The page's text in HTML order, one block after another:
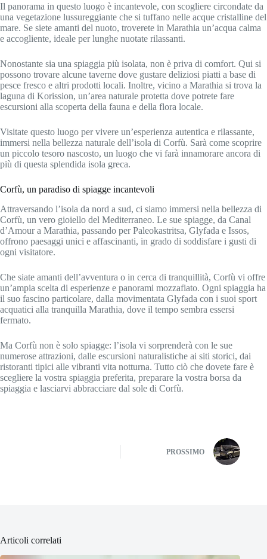
Il panorama in questo luogo è incantevole, con scogliere circondate da
una vegetazione lussureggiante che si tuffano nelle acque cristalline del
mare. Se siete amanti del nuoto, troverete in Marathia un’acqua calma
e accogliente, ideale per lunghe nuotate rilassanti.
Nonostante sia una spiaggia più isolata, non è priva di comfort. Qui si
possono trovare alcune taverne dove gustare deliziosi piatti a base di
pesce fresco e altri prodotti locali. Inoltre, vicino a Marathia si trova la
laguna di Korission, un’area naturale protetta dove potrete fare
escursioni alla scoperta della fauna e della flora locale.
Visitate questo luogo per vivere un’esperienza autentica e rilassante,
immersi nella bellezza naturale dell’isola di Corfù. Sarà come scoprire
un piccolo tesoro nascosto, un luogo che vi farà innamorare ancora di
più di questa splendida isola greca.
Corfù, un paradiso di spiagge incantevoli
Attraversando l’isola da nord a sud, ci siamo immersi nella bellezza di
Corfù, un vero gioiello del Mediterraneo. Le sue spiagge, da Canal
d’Amour a Marathia, passando per Paleokastritsa, Glyfada e Issos,
offrono paesaggi unici e affascinanti, in grado di soddisfare i gusti di
ogni visitatore.
Che siate amanti dell’avventura o in cerca di tranquillità, Corfù vi offre
un’ampia scelta di esperienze e panorami mozzafiato. Ogni spiaggia ha
il suo fascino particolare, dalla movimentata Glyfada con i suoi sport
acquatici alla tranquilla Marathia, dove il tempo sembra essersi
fermato.
Ma Corfù non è solo spiagge: l’isola vi sorprenderà con le sue
numerose attrazioni, dalle escursioni naturalistiche ai siti storici, dai
ristoranti tipici alle vibranti vita notturna. Tutto ciò che dovete fare è
scegliere la vostra spiaggia preferita, preparare la vostra borsa da
spiaggia e lasciarvi abbracciare dal sole di Corfù.
PROSSIMO
Articoli correlati